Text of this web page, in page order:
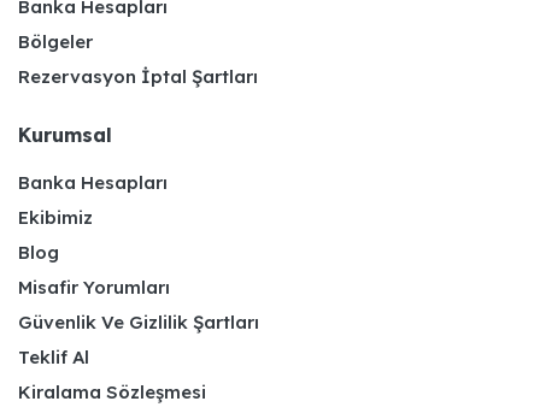
Banka Hesapları
Bölgeler
Rezervasyon İptal Şartları
Kurumsal
Banka Hesapları
Ekibimiz
Blog
Misafir Yorumları
Güvenlik Ve Gizlilik Şartları
Teklif Al
Kiralama Sözleşmesi